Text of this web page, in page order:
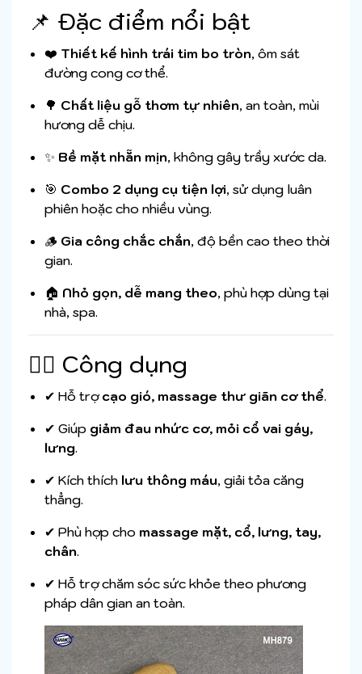
📌 Đặc điểm nổi bật
❤️ Thiết kế hình trái tim bo tròn, ôm sát
đường cong cơ thể.
🌳 Chất liệu gỗ thơm tự nhiên, an toàn, mùi
hương dễ chịu.
✨ Bề mặt nhẵn mịn, không gây trầy xước da.
🎯 Combo 2 dụng cụ tiện lợi, sử dụng luân
phiên hoặc cho nhiều vùng.
🪵 Gia công chắc chắn, độ bền cao theo thời
gian.
🏠 Nhỏ gọn, dễ mang theo, phù hợp dùng tại
nhà, spa.
💆‍♂️ Công dụng
✔ Hỗ trợcạo gió, massage thư giãn cơ thể.
✔ Giúp giảm đau nhức cơ, mỏi cổ vai gáy,
lưng.
✔ Kích thích lưu thông máu, giải tỏa căng
thẳng.
✔ Phù hợp cho massage mặt, cổ, lưng, tay,
chân.
✔ Hỗ trợ chăm sóc sức khỏe theo phương
pháp dân gian an toàn.